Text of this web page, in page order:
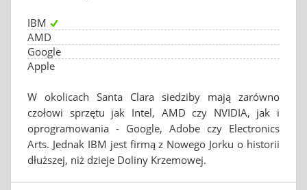
IBM
AMD
Google
Apple
W okolicach Santa Clara siedziby mają zarówno
czołowi sprzętu jak Intel, AMD czy NVIDIA, jak i
oprogramowania - Google, Adobe czy Electronics
Arts. Jednak IBM jest firmą z Nowego Jorku o historii
dłuższej, niż dzieje Doliny Krzemowej.